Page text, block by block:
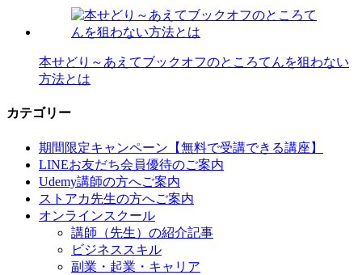
本せどり～あえてブックオフのところてんを狙わない
方法とは
カテゴリー
期間限定キャンペーン【無料で受講できる講座】
LINEお友だち会員優待のご案内
Udemy講師の方へご案内
ストアカ先生の方へご案内
オンラインスクール
講師（先生）の紹介記事
ビジネススキル
副業・起業・キャリア